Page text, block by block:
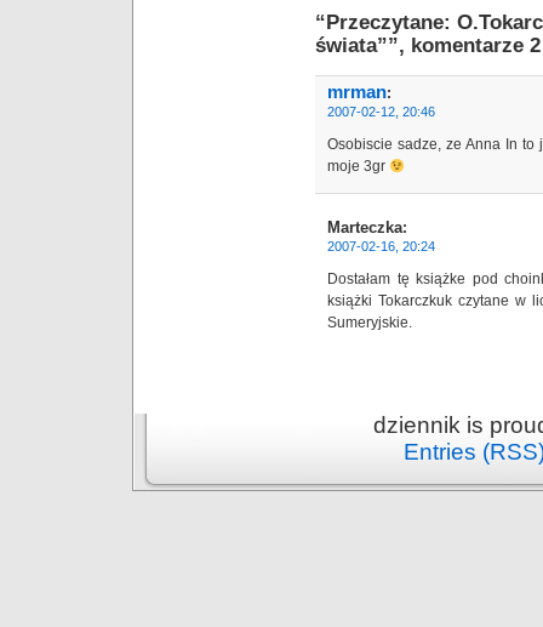
“Przeczytane:
świata””, komentarze 2
mrman:
2007-02-12, 20:46
Osobiscie sadze, ze Anna In
moje 3gr
Marteczka:
2007-02-16, 20:24
Dostałam tę książke pod
książki Tokarczkuk czytane w
Sumeryjskie.
dziennik is
Entries